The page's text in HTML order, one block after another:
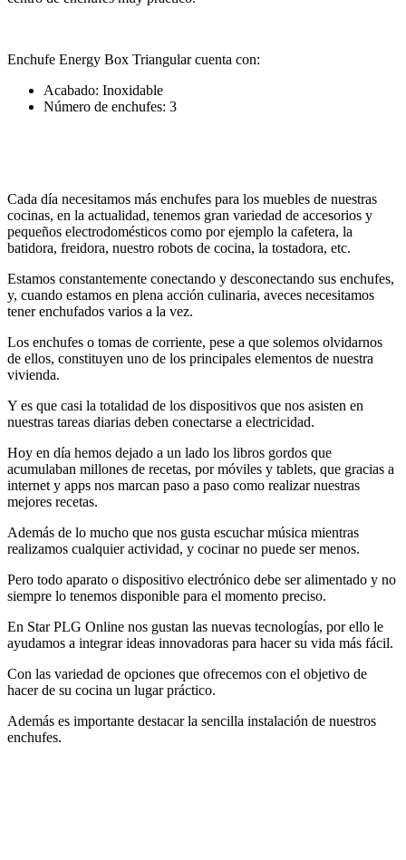
Enchufe Energy Box Triangular cuenta con:
Acabado: Inoxidable
Número de enchufes: 3
Cada día necesitamos más enchufes para los muebles de nuestras
cocinas, en la actualidad, tenemos gran variedad de accesorios y
pequeños electrodomésticos como por ejemplo la cafetera, la
batidora, freidora, nuestro robots de cocina, la tostadora, etc.
Estamos constantemente conectando y desconectando sus enchufes,
y, cuando estamos en plena acción culinaria, aveces necesitamos
tener enchufados varios a la vez.
Los enchufes o tomas de corriente, pese a que solemos olvidarnos
de ellos, constituyen uno de los principales elementos de nuestra
vivienda.
Y es que casi la totalidad de los dispositivos que nos asisten en
nuestras tareas diarias deben conectarse a electricidad.
Hoy en día hemos dejado a un lado los libros gordos que
acumulaban millones de recetas, por móviles y tablets, que gracias a
internet y apps nos marcan paso a paso como realizar nuestras
mejores recetas.
Además de lo mucho que nos gusta escuchar música mientras
realizamos cualquier actividad, y cocinar no puede ser menos.
Pero todo aparato o dispositivo electrónico debe ser alimentado y no
siempre lo tenemos disponible para el momento preciso.
En Star PLG Online nos gustan las nuevas tecnologías, por ello le
ayudamos a integrar ideas innovadoras para hacer su vida más fácil.
Con las variedad de opciones que ofrecemos con el objetivo de
hacer de su cocina un lugar práctico.
Además es importante destacar la sencilla instalación de nuestros
enchufes.